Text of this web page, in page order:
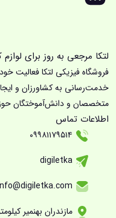
لتکا مرجعی به روز برای
خدمت‌رسانی به کشاورزان و
متخصصان و دانش‌آموختگان
اطلاعات تماس